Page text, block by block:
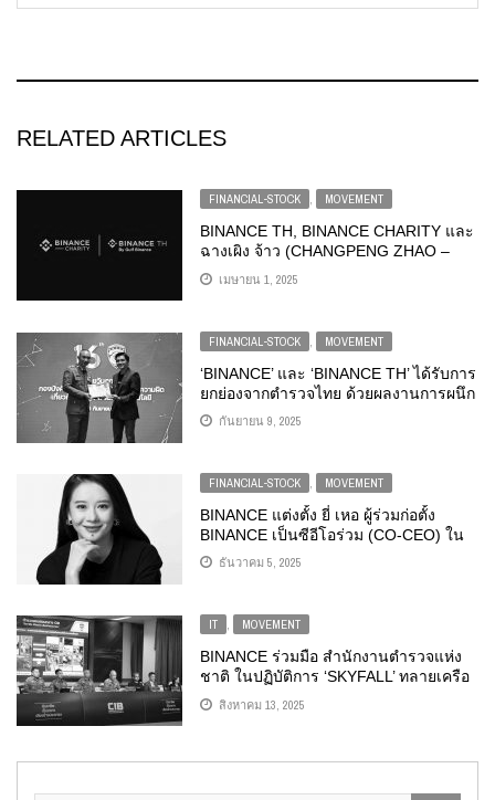
RELATED ARTICLES
FINANCIAL-STOCK , MOVEMENT
BINANCE TH, BINANCE CHARITY และ
ฉางเผิง จ้าว (CHANGPENG ZHAO –
CZ) มอบความช่วยเหลือเร่งด่วนรวมมูลค่า
1.5 ล้านดอลลาร์ แก่ผู้ประสบภัยแผ่นดิน
เมษายน 1, 2025
FINANCIAL-STOCK MOVEMENT
‘BINANCE’ และ ‘BINANCE TH’ ได้รับการ
ยกย่องจากตำรวจไทย ด้วยผลงานการผนึก
กำลังร่วมกันต้านอาชญากรรมไซเบอร์
‘ไบแนนซ์’ รับรางวัลติดต่อกันเป็นครั้งที่
สินทรัพย์ดิจิทัลที่ปลอดภัยและการปฏิบัติ
ตามกฎระเบียบ
กันยายน 9, 2025
FINANCIAL-STOCK , MOVEMENT
BINANCE แต่งตั้ง ยี่ เหอ ผู้ร่วมก่อตั้ง
BINANCE เป็นซีอีโอร่วม (CO-CEO) ใน
ช่วงเดียวกับจำนวนผู้ใช้งานใกล้แตะ 300
ธันวาคม 5, 2025
IT , MOVEMENT
BINANCE ร่วมมือ สำนักงานตำรวจแห่ง
ชาติ ในปฏิบัติการ ‘SKYFALL’ ทลายเครือ
ข่ายฟอกเงินข้ามชาติ
สิงหาคม 13, 2025